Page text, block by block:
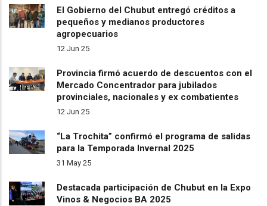
El Gobierno del Chubut entregó créditos a
pequeños y medianos productores
agropecuarios
12 Jun 25
Provincia firmó acuerdo de descuentos con el
Mercado Concentrador para jubilados
provinciales, nacionales y ex combatientes
12 Jun 25
“La Trochita” confirmó el programa de salidas
para la Temporada Invernal 2025
31 May 25
Destacada participación de Chubut en la Expo
Vinos & Negocios BA 2025